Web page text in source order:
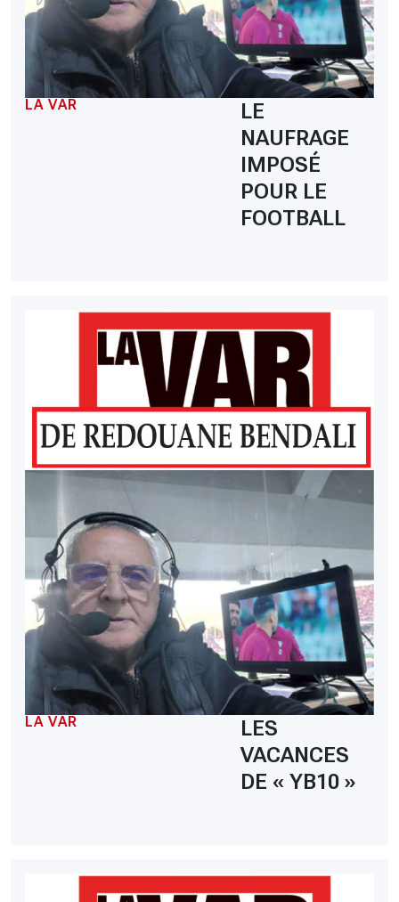
LA VAR
LE
NAUFRAGE
IMPOSÉ
POUR LE
FOOTBALL
LA VAR
LES
VACANCES
DE « YB10 »